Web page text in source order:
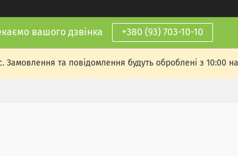
вашого дзвінка +380 (93) 703-10-10
Замовлення та повідомлення будуть оброблені з 10:00